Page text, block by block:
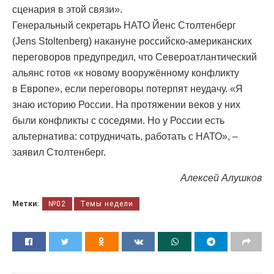
сценария в этой связи».
Генеральный секретарь НАТО Йенс Столтенберг
(Jens Stoltenberg) накануне российско-американских
переговоров предупредил, что Североатлантический
альянс готов «к новому вооружённому конфликту
в Европе», если переговоры потерпят неудачу. «Я
знаю историю России. На протяжении веков у них
были конфликты с соседями. Но у России есть
альтернатива: сотрудничать, работать с НАТО», –
заявил Столтенберг.
Алексей Алушков
Метки: №02 Темы недели